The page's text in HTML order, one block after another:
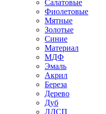
Салатовые
Фиолетовые
Мятные
Золотые
Синие
Материал
МДФ
Эмаль
Акрил
Береза
Дерево
Дуб
ЛДСП